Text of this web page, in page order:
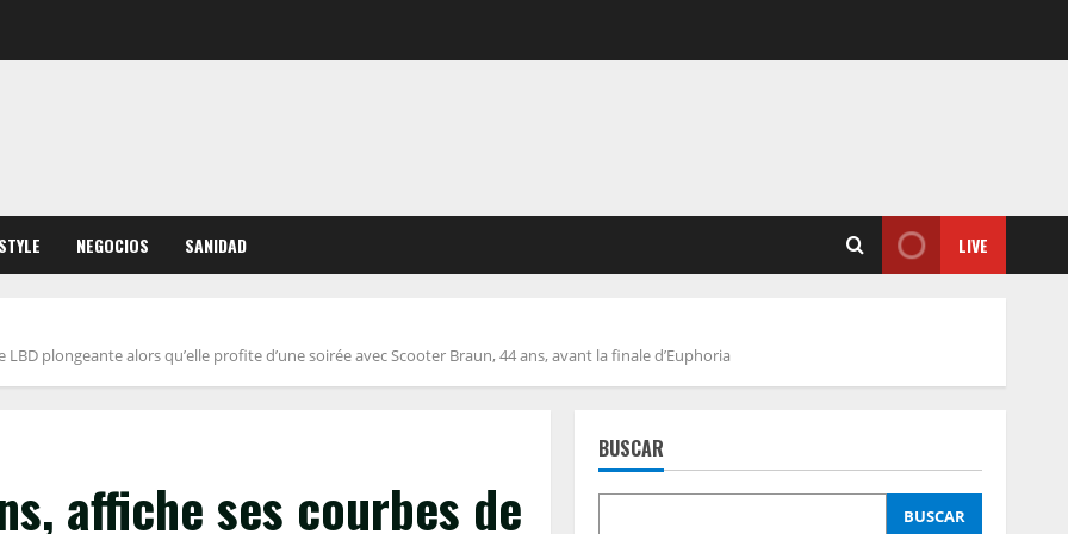
NEGOCIOS SANIDAD LIVE
plongeante alors qu’elle profite d’une soirée avec Scooter Braun, 44 ans, avant la finale d’Euphoria
affiche ses courbes de
BUSCAR
BUSCAR